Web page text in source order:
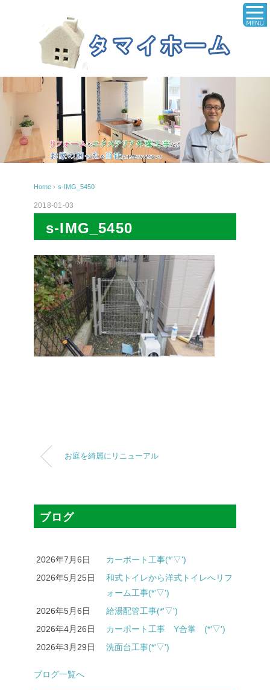
Home › s-IMG_5450
2018-01-03
s-IMG_5450
お庭を綺麗にリニューアル
ブログ
2026年7月6日
カーポート工事(*'▽')
2026年5月25日
和式トイレから洋式トイレへリフ
ォーム工事(*'▽')
2026年5月6日
給湯配管工事(*'▽')
2026年4月26日
カーポート工事 Y合掌 (*'▽')
2026年3月29日
洗面台工事(*'▽')
ブログ一覧へ